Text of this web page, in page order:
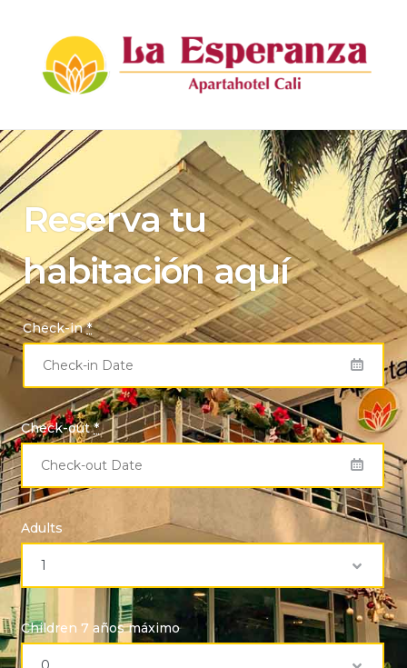
Apartahotel La Esperanza
Reserva tu
habitación aquí
Check-in*
Check-out*
Adults
Children 7 años máximo